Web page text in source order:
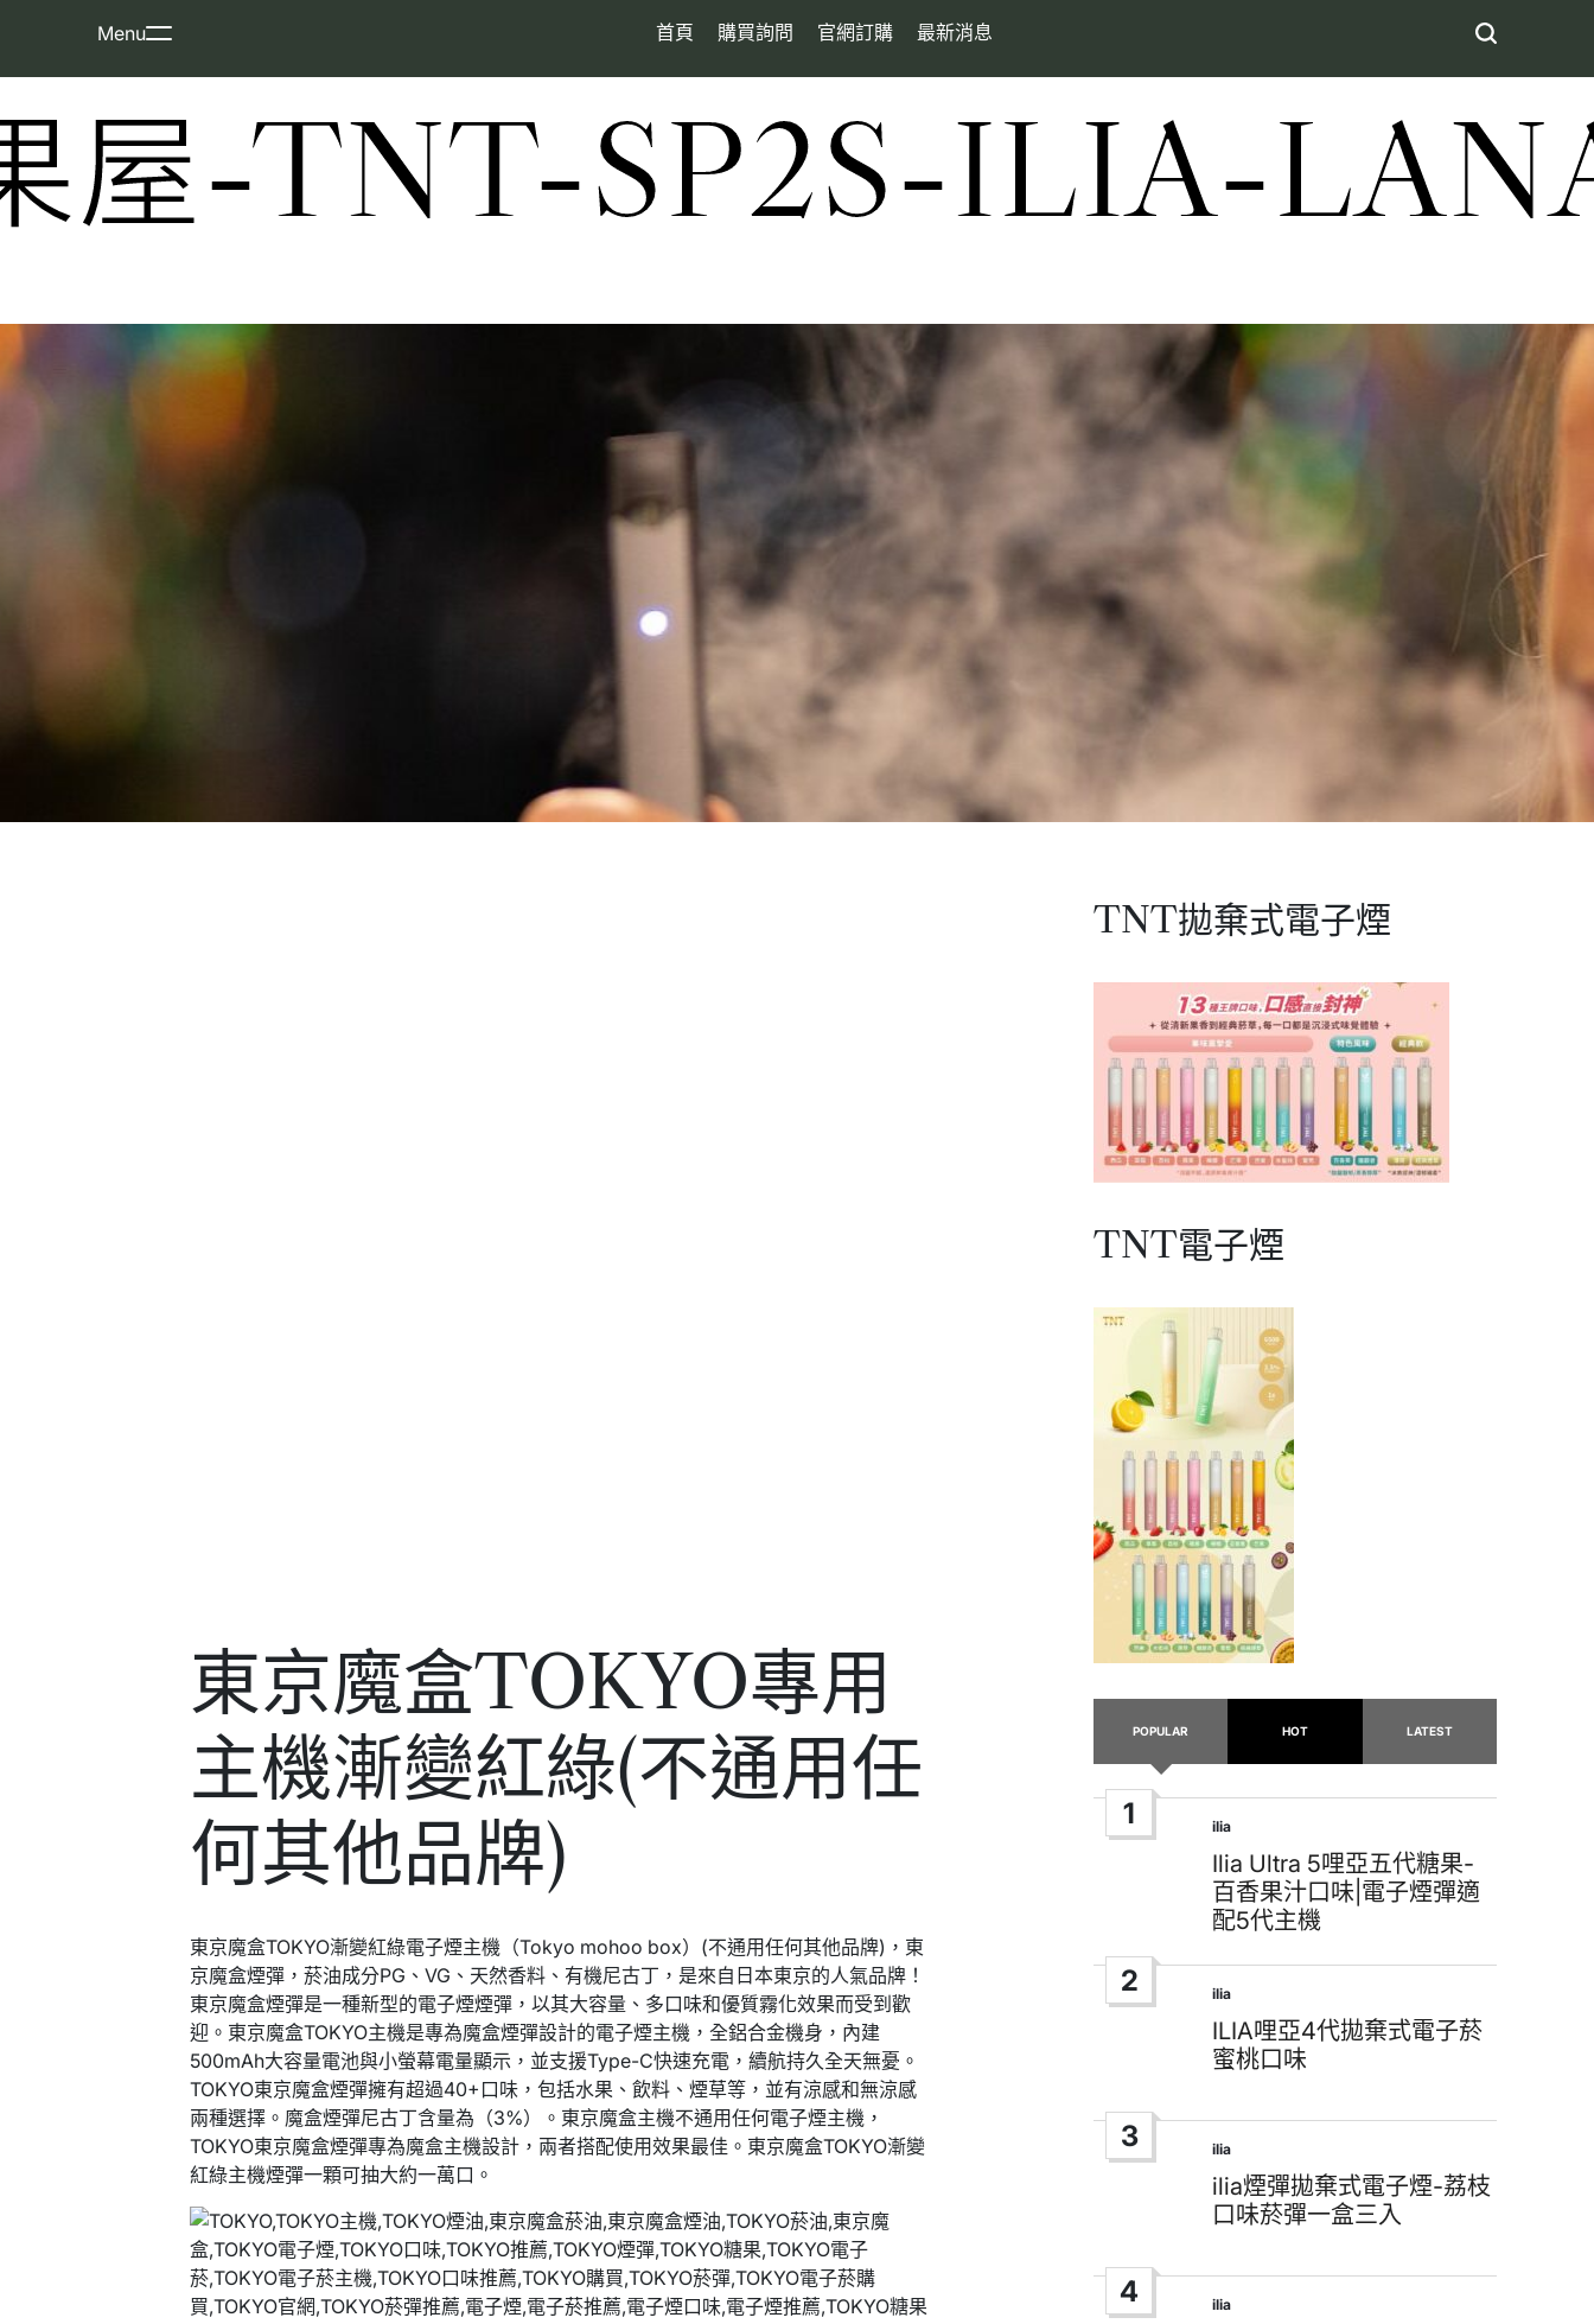
Menu 首頁 購買詢問 官網訂購 最新消息
屋-TNT-SP2S-ILIA-
東京魔盒TOKYO專用
主機漸變紅綠(不通用任
何其他品牌)
東京魔盒TOKYO漸變紅綠電子煙主機（Tokyo mohoo box）(不通用任何其他品牌)，東
京魔盒煙彈，菸油成分PG、VG、天然香料、有機尼古丁，是來自日本東京的人氣品牌！
東京魔盒煙彈是一種新型的電子煙煙彈，以其大容量、多口味和優質霧化效果而受到歡
迎。東京魔盒TOKYO主機是專為魔盒煙彈設計的電子煙主機，全鋁合金機身，內建
500mAh大容量電池與小螢幕電量顯示，並支援Type-C快速充電，續航持久全天無憂。
TOKYO東京魔盒煙彈擁有超過40+口味，包括水果、飲料、煙草等，並有涼感和無涼感
兩種選擇。魔盒煙彈尼古丁含量為（3%）。東京魔盒主機不通用任何電子煙主機，
TOKYO東京魔盒煙彈專為魔盒主機設計，兩者搭配使用效果最佳。東京魔盒TOKYO漸變
紅綠主機煙彈一顆可抽大約一萬口。
TNT拋棄式電子煙
TNT電子煙
POPULAR HOT LATEST
1
Posted
in
ilia
Ilia Ultra 5哩亞五代糖果-
百香果汁口味|電子煙彈適
配5代主機
2
Posted
in
ilia
ILIA哩亞4代拋棄式電子菸
蜜桃口味
3
Posted
in
ilia
ilia煙彈拋棄式電子煙-荔枝
口味菸彈一盒三入
4
Posted
ilia